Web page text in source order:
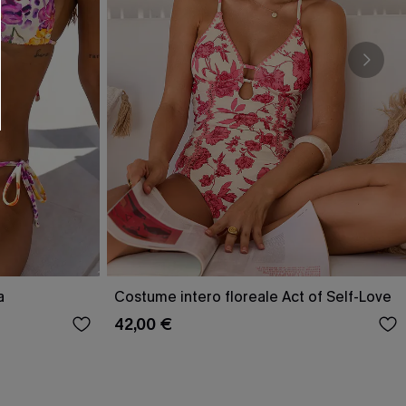
Costume intero floreale Act of Self-Love
42,00 €
SCONT
e-mail di marketing (compresi contenuti
i nostriTermini e condizioni . Potremmo
come i pixel presenti nelle
valutare il livello di coinvolgimento,
che potrebbero interessarti, il tutto
. Puoi annullare l'iscrizione in qualsiasi